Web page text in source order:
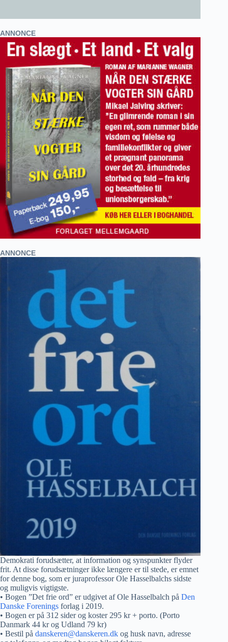
ANNONCE
ANNONCE
Demokrati forudsætter, at information og synspunkter flyder
frit. At disse forudsætninger ikke længere er til stede, er emnet
for denne bog, som er juraprofessor Ole Hasselbalchs sidste
og muligvis vigtigste.
• Bogen ”Det frie ord” er udgivet af Ole Hasselbalch på Den
Danske Forenings forlag i 2019.
• Bogen er på 312 sider og koster 295 kr + porto. (Porto
Danmark 44 kr og Udland 79 kr)
• Bestil på danskeren@danskeren.dk og husk navn, adresse